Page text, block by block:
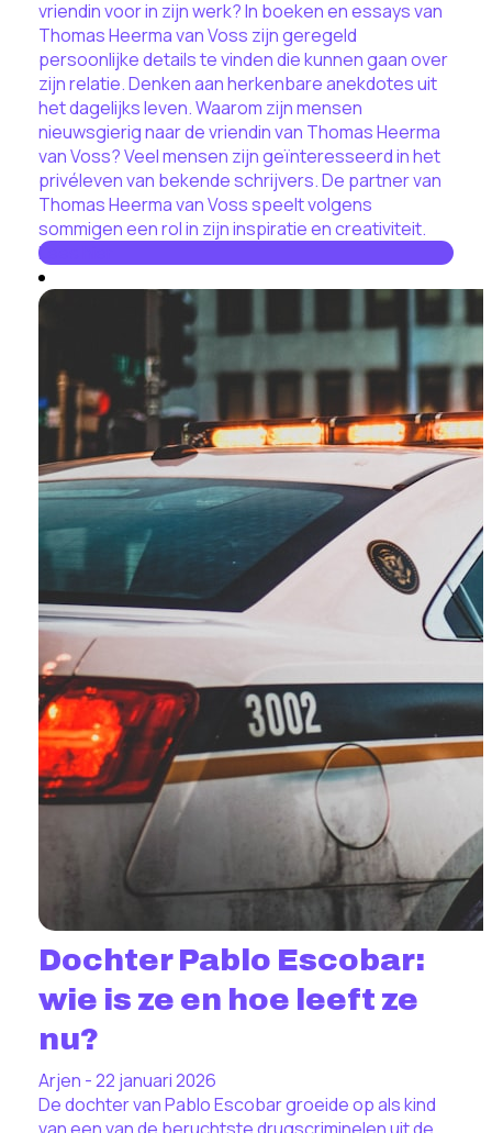
vriendin voor in zijn werk? In boeken en essays van
Thomas Heerma van Voss zijn geregeld
persoonlijke details te vinden die kunnen gaan over
zijn relatie. Denken aan herkenbare anekdotes uit
het dagelijks leven. Waarom zijn mensen
nieuwsgierig naar de vriendin van Thomas Heerma
van Voss? Veel mensen zijn geïnteresseerd in het
privéleven van bekende schrijvers. De partner van
Thomas Heerma van Voss speelt volgens
sommigen een rol in zijn inspiratie en creativiteit.
Lees hier
Dochter Pablo Escobar:
wie is ze en hoe leeft ze
nu?
Arjen - 22 januari 2026
De dochter van Pablo Escobar groeide op als kind